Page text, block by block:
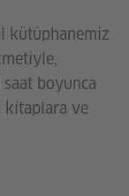
kütüphanemiz
boyunca
kitaplara ve